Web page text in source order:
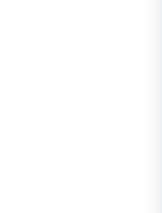
UNESCO-arv